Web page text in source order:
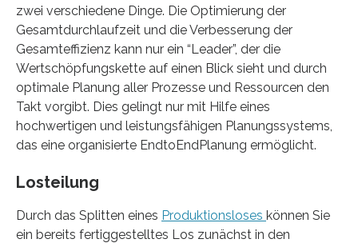
zwei verschiedene Dinge. Die Optimierung der
Gesamtdurchlaufzeit und die Verbesserung der
Gesamteffizienz kann nur ein “Leader”, der die
Wertschöpfungskette auf einen Blick sieht und durch
optimale Planung aller Prozesse und Ressourcen den
Takt vorgibt. Dies gelingt nur mit Hilfe eines
hochwertigen und leistungsfähigen Planungssystems,
das eine organisierte EndtoEndPlanung ermöglicht.
Losteilung
Durch das Splitten eines Produktionsloses können Sie
ein bereits fertiggestelltes Los zunächst in den